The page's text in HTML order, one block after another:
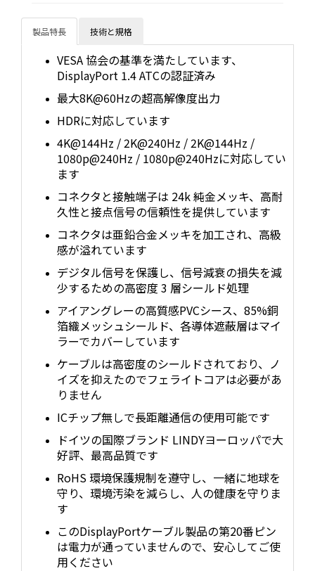
製品特長 技術と規格
VESA 協会の基準を満たしています、
DisplayPort 1.4 ATCの認証済み
最大8K@60Hzの超高解像度出力
HDRに対応しています
4K@144Hz / 2K@240Hz / 2K@144Hz /
1080p@240Hz / 1080p@240Hzに対応してい
ます
コネクタと接触端子は 24k 純金メッキ、高耐
久性と接点信号の信頼性を提供しています
コネクタは亜鉛合金メッキを加工され、高級
感が溢れています
デジタル信号を保護し、信号減衰の損失を減
少するための高密度 3 層シールド処理
アイアングレーの高質感PVCシース、85%銅
箔織メッシュシールド、各導体遮蔽層はマイ
ラーでカバーしています
ケーブルは高密度のシールドされており、ノ
イズを抑えたのでフェライトコアは必要があ
りません
ICチップ無しで長距離通信の使用可能です
ドイツの国際ブランド LINDYヨーロッパで大
好評、最高品質です
RoHS 環境保護規制を遵守し、一緒に地球を
守り、環境汚染を減らし、人の健康を守りま
す
このDisplayPortケーブル製品の第20番ピン
は電力が通っていませんので、安心してご使
用ください